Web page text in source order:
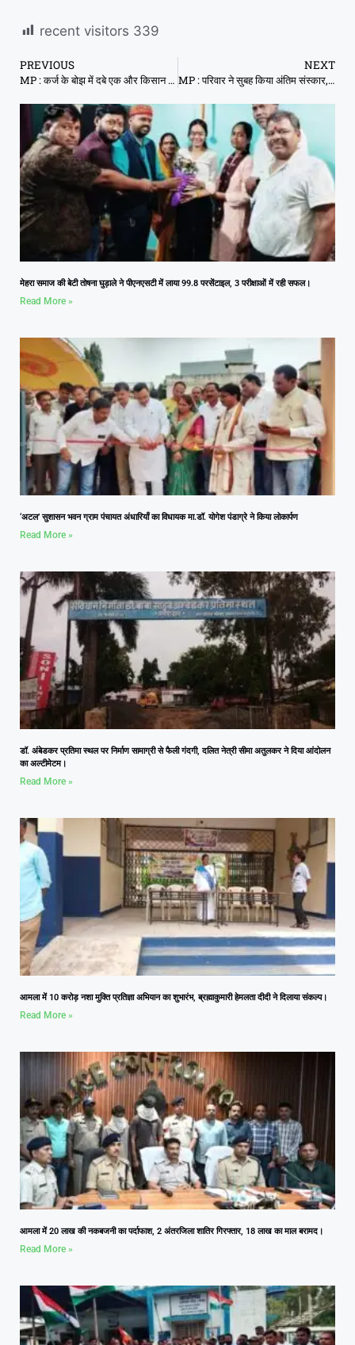
recent visitors 339
PREVIOUS
MP : कर्ज के बोझ में दबे एक और किसान ने खेत में लगे आम के पेड़ से फंदा लगाकर आत्महत्या की
NEXT
MP : परिवार ने सुबह किया अंतिम संस्कार, शाम को जिंदा वापस लौटा शख्स, जानें क्या है पूरा मामला
मेहरा समाज की बेटी तोषना घुड़ाले ने पीएनएसटी में लाया 99.8 परसेंटाइल, 3 परीक्षाओं में रही सफल।
Read More »
‘अटल’ सुशासन भवन ग्राम पंचायत अंधारियाँ का विधायक मा.डॉ. योगेश पंडाग्रे ने किया लोकार्पण
Read More »
डॉ. अंबेडकर प्रतिमा स्थल पर निर्माण सामाग्री से फैली गंदगी, दलित नेत्री सीमा अतुलकर ने दिया आंदोलन
का अल्टीमेटम।
Read More »
आमला में 10 करोड़ नशा मुक्ति प्रतिज्ञा अभियान का शुभारंभ, ब्रह्माकुमारी हेमलता दीदी ने दिलाया संकल्प।
Read More »
आमला में 20 लाख की नकबजनी का पर्दाफाश, 2 अंतरजिला शातिर गिरफ्तार, 18 लाख का माल बरामद।
Read More »